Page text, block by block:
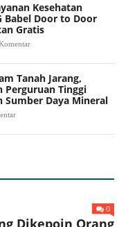
Kesehatan
Babel Door to Door
Gratis
Tanah Jarang,
Perguruan Tinggi
Sumber Daya Mineral
0
Dikepoin Orang